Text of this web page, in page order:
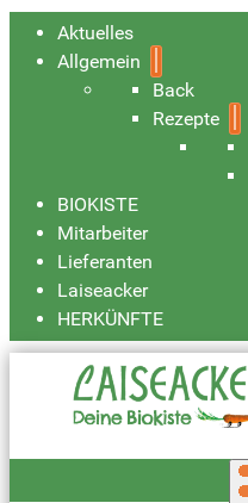
Aktuelles
Allgemein
Back
Rezepte
BIOKISTE
Mitarbeiter
Lieferanten
Laiseacker
HERKÜNFTE